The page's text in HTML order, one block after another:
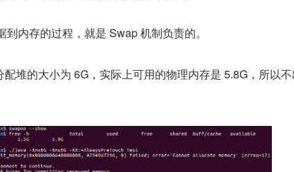
内存的过程，就是 Swap 机制负责的。
堆的大小为 6G，实际上可用的物理内存是 5.8G，所以